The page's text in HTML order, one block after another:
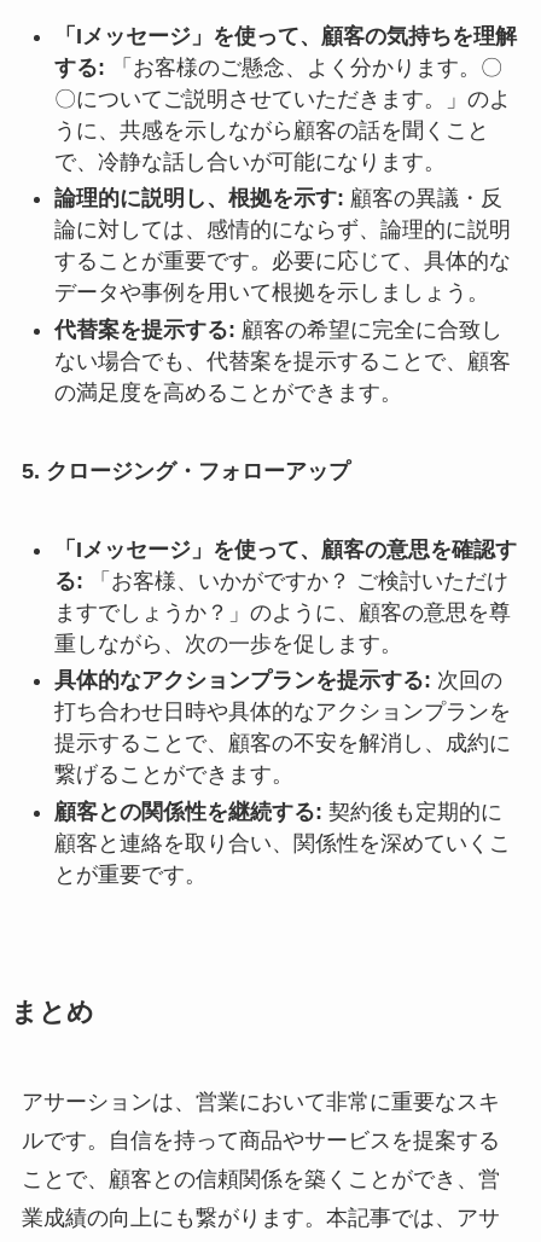
「Iメッセージ」を使って、顧客の気持ちを理解
する: 「お客様のご懸念、よく分かります。〇
〇についてご説明させていただきます。」のよ
うに、共感を示しながら顧客の話を聞くこと
で、冷静な話し合いが可能になります。
論理的に説明し、根拠を示す: 顧客の異議・反
論に対しては、感情的にならず、論理的に説明
することが重要です。必要に応じて、具体的な
データや事例を用いて根拠を示しましょう。
代替案を提示する: 顧客の希望に完全に合致し
ない場合でも、代替案を提示することで、顧客
の満足度を高めることができます。
5. クロージング・フォローアップ
「Iメッセージ」を使って、顧客の意思を確認す
る: 「お客様、いかがですか？ ご検討いただけ
ますでしょうか？」のように、顧客の意思を尊
重しながら、次の一歩を促します。
具体的なアクションプランを提示する: 次回の
打ち合わせ日時や具体的なアクションプランを
提示することで、顧客の不安を解消し、成約に
繋げることができます。
顧客との関係性を継続する: 契約後も定期的に
顧客と連絡を取り合い、関係性を深めていくこ
とが重要です。
まとめ
アサーションは、営業において非常に重要なスキ
ルです。自信を持って商品やサービスを提案する
ことで、顧客との信頼関係を築くことができ、営
業成績の向上にも繋がります。本記事では、アサ